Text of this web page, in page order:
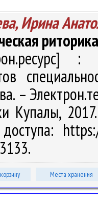
Ирина
риторика
:
–
Купалы,
Места хранения